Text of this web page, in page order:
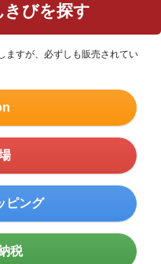
びを探す
ますが、必ずしも販売されてい
ピング
税